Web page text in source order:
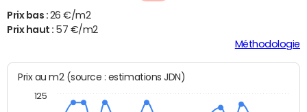
Prix bas : 26 €/m2
Prix haut : 57 €/m2
Méthodologie
Prix au m2 (source : estimations JDN)
125